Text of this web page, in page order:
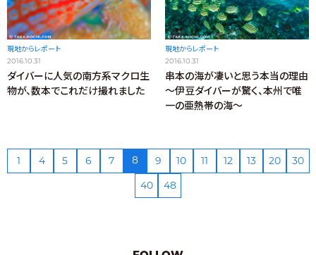
現地からレポート
2016.10.31
ダイバーに人気の南方系マクロ生
物が、数本でこれだけ撮れました
現地からレポート
2016.10.31
串本の海が凄いと思う本当の理由
～伊豆ダイバーが驚く、本州で唯
一の亜熱帯の海～
1 4 5 6 7 8 9 10 11 12 13 20
30
40
48